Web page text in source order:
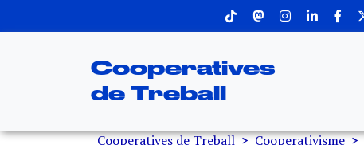
Menu superior
Cooperatives
de Treball
Cooperatives de Treball Cooperativisme